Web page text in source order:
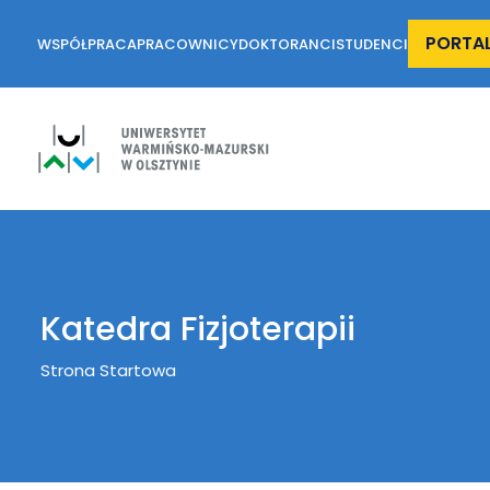
WSPÓŁPRACAPRACOWNICYDOKTORANCISTUDENCI
Katedra Fizjoterapii
Breadcrumb
Strona Startowa